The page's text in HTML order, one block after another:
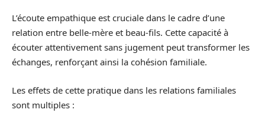
L’écoute empathique est cruciale dans le cadre d’une
relation entre belle-mère et beau-fils. Cette capacité à
écouter attentivement sans jugement peut transformer les
échanges, renforçant ainsi la cohésion familiale.
Les effets de cette pratique dans les relations familiales
sont multiples :